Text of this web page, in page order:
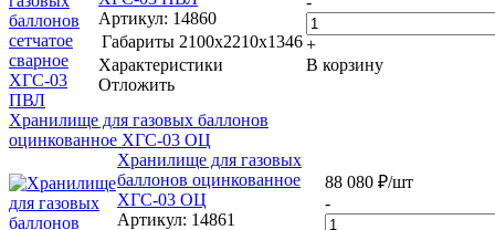
Артикул: 14860
Габариты 2100х2210х1346
Характеристики
Отложить
+
В корзину
Хранилище для газовых баллонов
оцинкованное ХГС-03 ОЦ
Хранилище для газовых
баллонов оцинкованное
ХГС-03 ОЦ
Артикул: 14861
88 080 ₽/шт
-